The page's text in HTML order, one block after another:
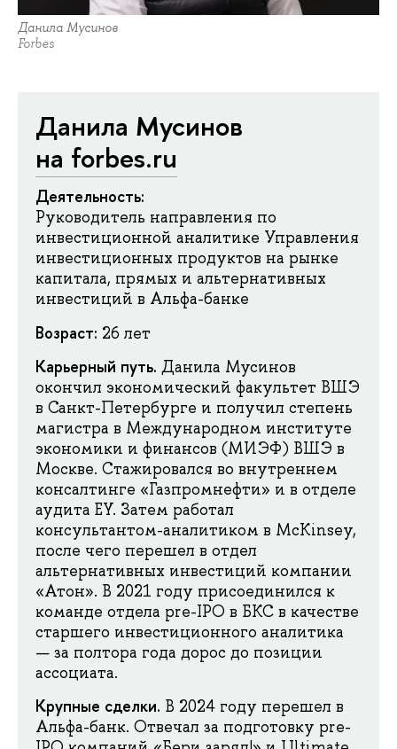
Данила Мусинов
Forbes
Данила Мусинов
на forbes.ru
Деятельность:
Руководитель направления по
инвестиционной аналитике Управления
инвестиционных продуктов на рынке
капитала, прямых и альтернативных
инвестиций в Альфа-банке
Возраст: 26 лет
Карьерный путь. Данила Мусинов
окончил экономический факультет ВШЭ
в Санкт-Петербурге и получил степень
магистра в Международном институте
экономики и финансов (МИЭФ) ВШЭ в
Москве. Стажировался во внутреннем
консалтинге «Газпромнефти» и в отделе
аудита EY. Затем работал
консультантом-аналитиком в McKinsey,
после чего перешел в отдел
альтернативных инвестиций компании
«Атон». В 2021 году присоединился к
команде отдела pre-IPO в БКС в качестве
старшего инвестиционного аналитика
— за полтора года дорос до позиции
ассоциата.
Крупные сделки. В 2024 году перешел в
Альфа-банк. Отвечал за подготовку pre-